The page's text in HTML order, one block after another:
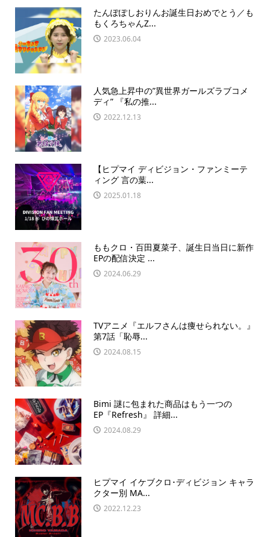
たんぽぽしおりんお誕生日おめでとう／も
もくろちゃんZ...
2023.06.04
人気急上昇中の”異世界ガールズラブコメ
ディ” 『私の推...
2022.12.13
【ヒプマイ ディビジョン・ファンミーテ
ィング 言の葉...
2025.01.18
ももクロ・百田夏菜子、誕生日当日に新作
EPの配信決定 ...
2024.06.29
TVアニメ『エルフさんは痩せられない。』
第7話「恥辱...
2024.08.15
Bimi 謎に包まれた商品はもう一つの
EP『Refresh』 詳細...
2024.08.29
ヒプマイ イケブクロ･ディビジョン キャラ
クター別 MA...
2022.12.23